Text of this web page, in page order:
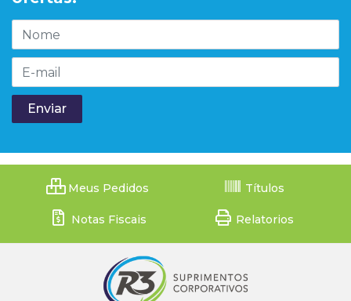
Meus Pedidos Títulos
Notas Fiscais Relatorios